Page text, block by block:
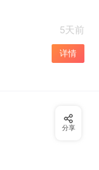
5天前
详情
分享